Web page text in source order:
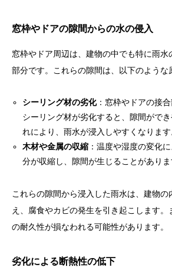
窓枠やドアの隙間からの水の侵入
窓枠やドア周辺は、建物の中でも特に雨
部分です。これらの隙間は、以下のような
シーリング材の劣化：窓枠やドアの接
シーリング材が劣化すると、隙間がで
れにより、雨水が浸入しやすくなります
木材や金属の収縮 ：温度や湿度の変化
分が収縮し、隙間が生じることがありま
これらの隙間から浸入した雨水は、建物の
え、腐食やカビの発生を引き起こします。
の耐久性が損なわれる可能性があります。
劣化による断熱性の低下